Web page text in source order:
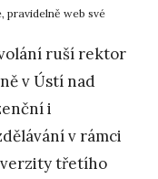
pravidelně web své
ruší rektor
v Ústí nad
i
v rámci
třetího